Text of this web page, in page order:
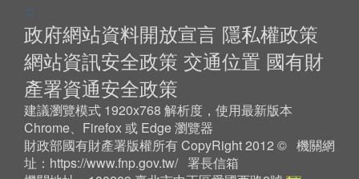
:::
政府網站資料開放宣言 隱私權政策
網站資訊安全政策 交通位置 國有財
產署資通安全政策
建議瀏覽模式 1920x768 解析度，使用最新版本
Chrome、Firefox 或 Edge 瀏覽器
財政部國有財產署版權所有 CopyRight 2012 © 機關網
址： https://www.fnp.gov.tw/ 署長信箱